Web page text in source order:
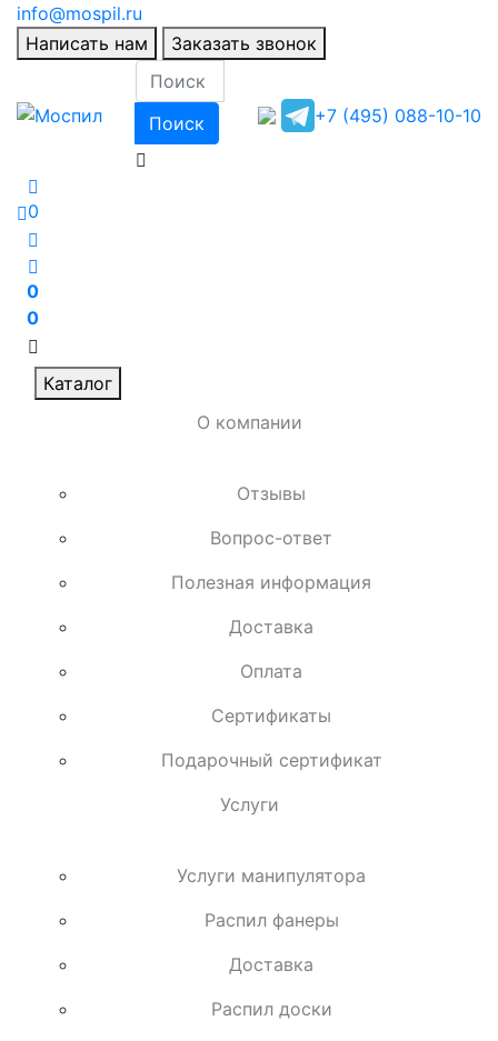
info@mospil.ru
Написать нам
Заказать звонок
Поиск +7 (495) 088-10-10
0
0
0
Каталог
О компании
Отзывы
Вопрос-ответ
Полезная информация
Доставка
Оплата
Сертификаты
Подарочный сертификат
Услуги
Услуги манипулятора
Распил фанеры
Доставка
Распил доски